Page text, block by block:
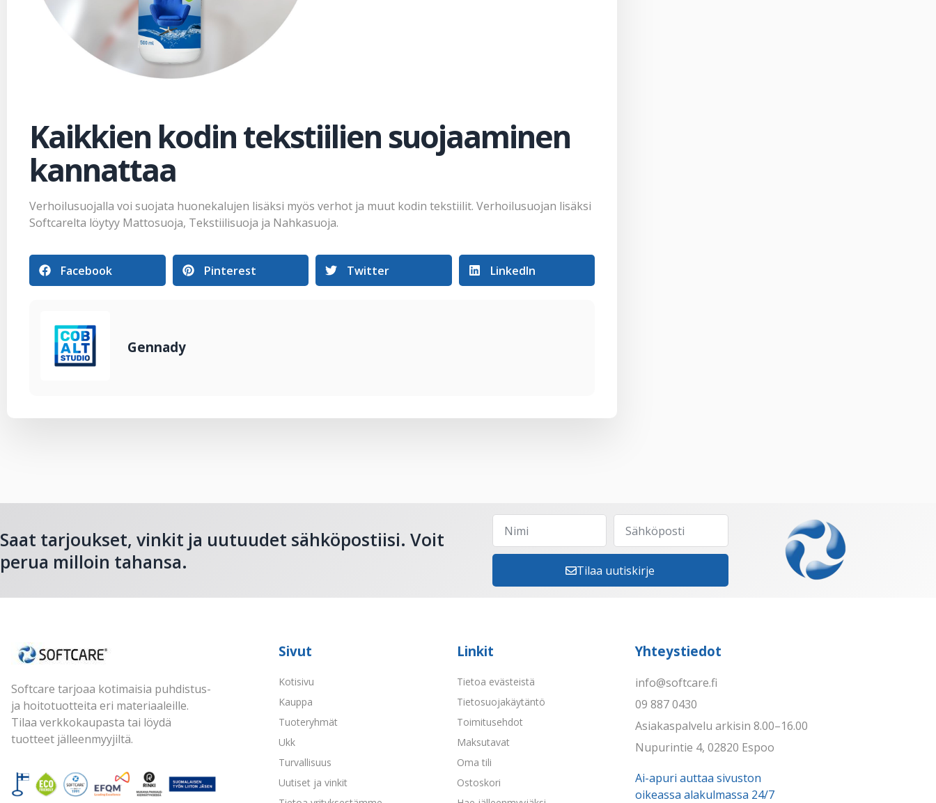
Kaikkien kodin tekstiilien suojaaminen
kannattaa
Verhoilusuojalla voi suojata huonekalujen lisäksi myös verhot ja muut kodin tekstiilit. Verhoilusuojan lisäksi
Softcarelta löytyy Mattosuoja, Tekstiilisuoja ja Nahkasuoja.
Facebook Pinterest Twitter LinkedIn
Gennady
Saat tarjoukset, vinkit ja uutuudet sähköpostiisi. Voit
perua milloin tahansa.
Tilaa uutiskirje
Softcare tarjoaa kotimaisia puhdistus-
ja hoitotuotteita eri materiaaleille.
Tilaa verkkokaupasta tai löydä
tuotteet jälleenmyyjiltä.
Sivut
Kotisivu
Kauppa
Tuoteryhmät
Ukk
Turvallisuus
Uutiset ja vinkit
Linkit
Tietoa evästeistä
Tietosuojakäytäntö
Toimitusehdot
Maksutavat
Oma tili
Ostoskori
Yhteystiedot
info@softcare.fi
09 887 0430
Asiakaspalvelu arkisin 8.00–16.00
Nupurintie 4, 02820 Espoo
Ai-apuri auttaa sivuston
oikeassa alakulmassa 24/7